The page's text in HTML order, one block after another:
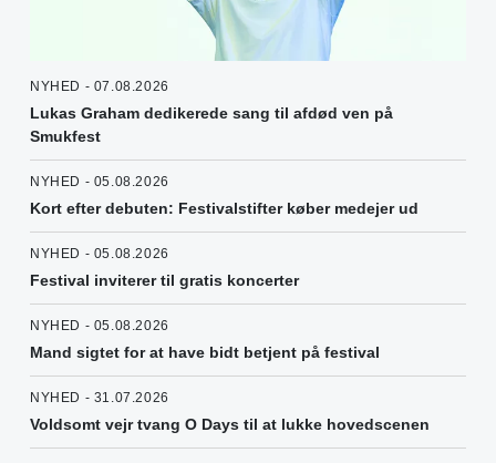
NYHED - 07.08.2026
Lukas Graham dedikerede sang til afdød ven på
Smukfest
NYHED - 05.08.2026
Kort efter debuten: Festivalstifter køber medejer ud
NYHED - 05.08.2026
Festival inviterer til gratis koncerter
NYHED - 05.08.2026
Mand sigtet for at have bidt betjent på festival
NYHED - 31.07.2026
Voldsomt vejr tvang O Days til at lukke hovedscenen